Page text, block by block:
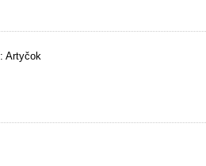
: Artyčok